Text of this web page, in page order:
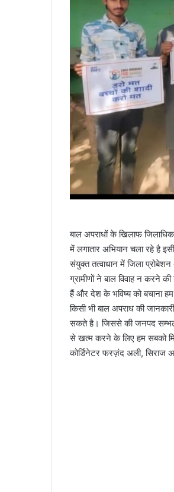
बाल अपराधों के खिलाफ
में लगातार अभियान चला रहे है
संयुक्त तत्वाधान में जिला
ग्रामीणों ने बाल विवाह न करने
हैं और देश के भविष्य को बचाना हम
किसी भी बाल अपराध की
सकते है। जिससे की जनपद सम्भल
से खत्म करने के लिए हम सबको
कोर्डिनेटर फरज़ंद अली, सिराज